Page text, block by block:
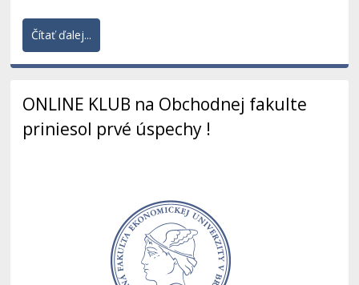
Čítať ďalej...
ONLINE KLUB na Obchodnej fakulte
priniesol prvé úspechy !